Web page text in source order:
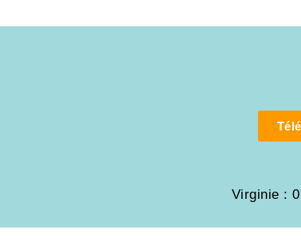
Virginie :